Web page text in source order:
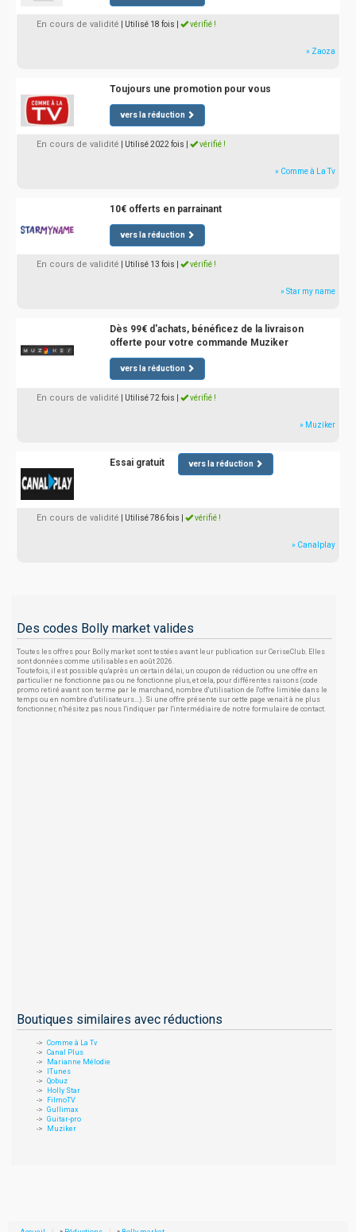
En cours de validité | Utilisé 18 fois vérifié !
» Zaoza
Toujours une promotion pour vous
vers la réduction
En cours de validité | Utilisé 2022 fois vérifié !
» Comme à La Tv
10€ offerts en parrainant
vers la réduction
En cours de validité | Utilisé 13 fois vérifié !
» Star my name
Dès 99€ d'achats, bénéficez de la livraison
offerte pour votre commande Muziker
vers la réduction
En cours de validité | Utilisé 72 fois vérifié !
» Muziker
Essai gratuit vers la réduction
En cours de validité | Utilisé 786 fois vérifié !
» Canalplay
Des codes Bolly market valides
Toutes les offres pour Bolly market sont testées avant leur publication sur CeriseClub. Elles
sont données comme utilisables en août 2026.
Toutefois, il est possible qu'après un certain délai, un coupon de réduction ou une offre en
particulier ne fonctionne pas ou ne fonctionne plus, et cela, pour différentes raisons (code
promo retiré avant son terme par le marchand, nombre d'utilisation de l'offre limitée dans le
temps ou en nombre d'utilisateurs...). Si une offre présente sur cette page venait à ne plus
fonctionner, n'hésitez pas nous l'indiquer par l'intermédiaire de notre formulaire de contact.
Boutiques similaires avec réductions
Comme à La Tv
Canal Plus
Marianne Mélodie
ITunes
Qobuz
Holly Star
FilmoTV
Gullimax
Guitar-pro
Muziker